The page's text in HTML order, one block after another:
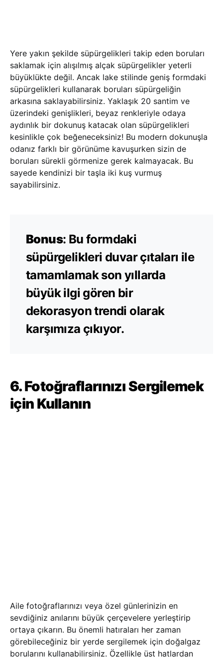
Yere yakın şekilde süpürgelikleri takip eden boruları
saklamak için alışılmış alçak süpürgelikler yeterli
büyüklükte değil. Ancak lake stilinde geniş formdaki
süpürgelikleri kullanarak boruları süpürgeliğin
arkasına saklayabilirsiniz. Yaklaşık 20 santim ve
üzerindeki genişlikleri, beyaz renkleriyle odaya
aydınlık bir dokunuş katacak olan süpürgelikleri
kesinlikle çok beğeneceksiniz! Bu modern dokunuşla
odanız farklı bir görünüme kavuşurken sizin de
boruları sürekli görmenize gerek kalmayacak. Bu
sayede kendinizi bir taşla iki kuş vurmuş
sayabilirsiniz.
Bonus: Bu formdaki
süpürgelikleri duvar çıtaları ile
tamamlamak son yıllarda
büyük ilgi gören bir
dekorasyon trendi olarak
karşımıza çıkıyor.
6. Fotoğraflarınızı Sergilemek
için Kullanın
Aile fotoğraflarınızı veya özel günlerinizin en
sevdiğiniz anılarını büyük çerçevelere yerleştirip
ortaya çıkarın. Bu önemli hatıraları her zaman
görebileceğiniz bir yerde sergilemek için doğalgaz
borularını kullanabilirsiniz. Özellikle üst hatlardan